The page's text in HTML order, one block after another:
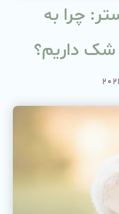
چرا به
شک داریم؟